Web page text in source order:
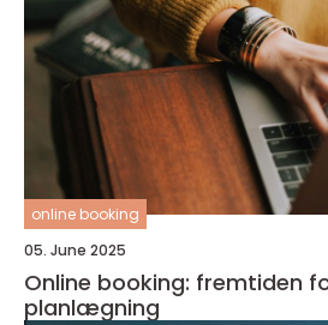
online booking
05. June 2025
Online booking: fremtiden
planlægning